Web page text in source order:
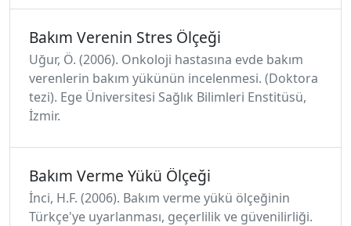
Bakım Verenin Stres Ölçeği
Uğur, Ö. (2006). Onkoloji hastasına evde bakım
verenlerin bakım yükünün incelenmesi. (Doktora
tezi). Ege Üniversitesi Sağlık Bilimleri Enstitüsü,
İzmir.
Bakım Verme Yükü Ölçeği
İnci, H.F. (2006). Bakım verme yükü ölçeğinin
Türkçe'ye uyarlanması, geçerlilik ve güvenilirliği.